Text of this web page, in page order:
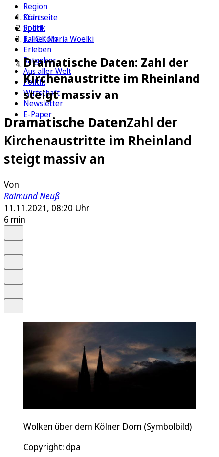
Region
Köln
Sport
1. FC Köln
Erleben
Ratgeber
Aus aller Welt
Politik
Wirtschaft
Newsletter
E-Paper
Startseite
Politik
Rainer Maria Woelki
Dramatische Daten: Zahl der
Kirchenaustritte im Rheinland
steigt massiv an
Dramatische DatenZahl der
Kirchenaustritte im Rheinland
steigt massiv an
Von
Raimund Neuß
11.11.2021, 08:20 Uhr
6 min
Wolken über dem Kölner Dom (Symbolbild)
Copyright: dpa